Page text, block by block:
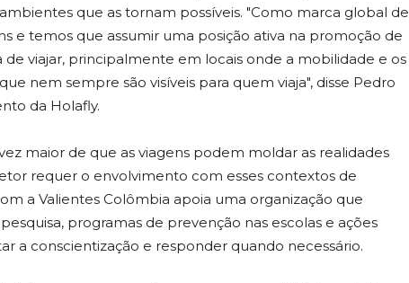
que as tornam possíveis. "Como marca global de
e temos que assumir uma posição ativa na promoção de
viajar, principalmente em locais onde a mobilidade e os
nem sempre são visíveis para quem viaja", disse Pedro
da Holafly.
maior de que as viagens podem moldar as realidades
requer o envolvimento com esses contextos de
a Valientes Colômbia apoia uma organização que
programas de prevenção nas escolas e ações
a conscientização e responder quando necessário.